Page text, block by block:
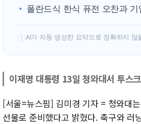
폴란드식 한식 퓨전 오찬과
! AI가 자동 생성한 요약으로 정확하지 않
이재명 대통령 13일 청와대서 투스
[서울=뉴스핌] 김미경 기자 = 청와대
선물로 준비했다고 밝혔다. 축구와 러